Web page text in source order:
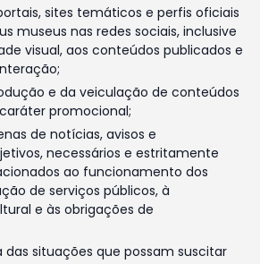
sites temáticos e perfis oficiais
museus nas redes sociais, inclusive
visual, aos conteúdos publicados e
e da veiculação de conteúdos
promocional;
de notícias, avisos e
necessários e estritamente
ao funcionamento dos
de serviços públicos, à
e às obrigações de
das situações que possam suscitar